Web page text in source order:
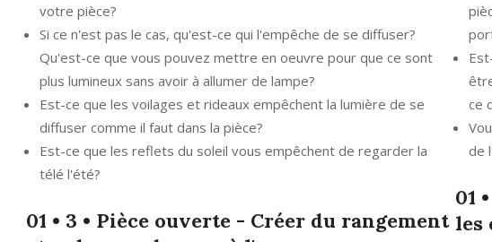
votre pièce?
Si ce n'est pas le cas, qu'est-ce qui l'empêche de se diffuser?
Qu'est-ce que vous pouvez mettre en oeuvre pour que ce sont
plus lumineux sans avoir à allumer de lampe?
Est-ce que les voilages et rideaux empêchent la lumière de se
diffuser comme il faut dans la pièce?
Est-ce que les reflets du soleil vous empêchent de regarder la
télé l'été?
01 • 3 • Pièce ouverte - Créer du rangement
ce
de
01
les